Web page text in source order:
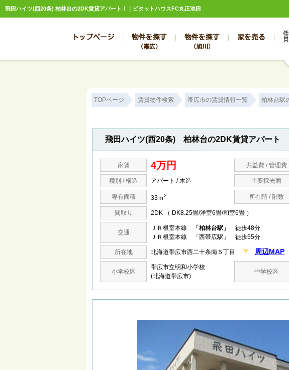
飛田ハイツ(西20条) 柏林台の2DK賃貸アパート！｜ピタットハウスFC丸正池田
トップページ 物件を探す
（帯広）
帯広の売買物件一
帯広の新築一戸建
帯広の中古マンシ
物件を探す
（旭川）
旭川の売買物件一
旭川の新築一戸建
旭川の中古マンシ
家を売る
スタッ
売却の
TOPページ 賃貸物件検索 帯広市の賃貸情報一覧 柏林台駅
飛田ハイツ(西20条) 柏林台の2DK賃貸アパート
家賃 4万円 共益費 / 管理費
種別 / 構造 アパート / 木造 主要採光面
専有面積 33ｍ2 所在階 / 階数
間取り 2DK （ DK8.25畳/洋室6畳/和室6畳 ）
交通
ＪＲ根室本線 「柏林台駅」
徒歩48分
ＪＲ根室本線 「西帯広駅」 徒歩55分
所在地 北海道帯広市西二十条南５丁目 周辺MAP
小学校区
帯広市立明和小学校
(北海道帯広市)
中学校区